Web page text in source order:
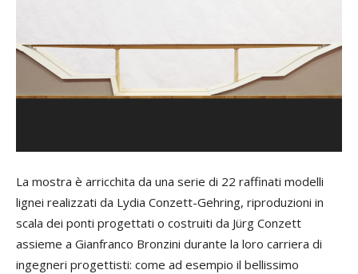
La mostra è arricchita da una serie di 22 raffinati modelli
lignei realizzati da Lydia Conzett-Gehring, riproduzioni in
scala dei ponti progettati o costruiti da Jürg Conzett
assieme a Gianfranco Bronzini durante la loro carriera di
ingegneri progettisti: come ad esempio il bellissimo